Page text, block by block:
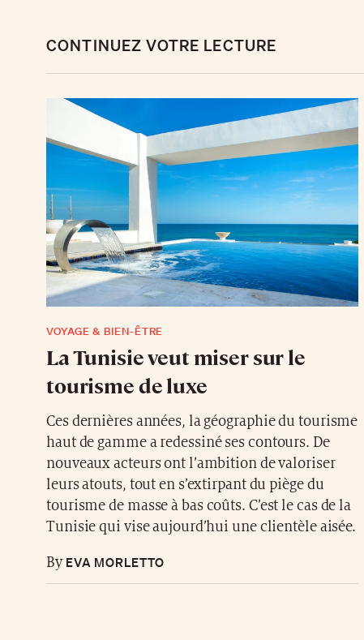
CONTINUEZ VOTRE LECTURE
VOYAGE & BIEN-ÊTRE
La Tunisie veut miser sur le
tourisme de luxe
Ces dernières années, la géographie du tourisme
haut de gamme a redessiné ses contours. De
nouveaux acteurs ont l’ambition de valoriser
leurs atouts, tout en s’extirpant du piège du
tourisme de masse à bas coûts. C’est le cas de la
Tunisie qui vise aujourd’hui une clientèle aisée.
ByEVA MORLETTO